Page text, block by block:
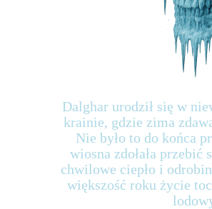
Dalghar urodził się w
krainie, gdzie zima
Nie było to do końca
wiosna zdołała przebić
chwilowe ciepło i
większość roku życie